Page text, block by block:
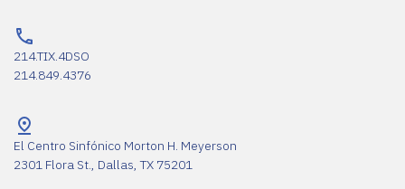
214.TIX.4DSO
214.849.4376
El Centro Sinfónico Morton H. Meyerson
2301 Flora St., Dallas, TX 75201